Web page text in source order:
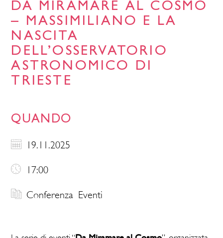
DA MIRAMARE AL COSMO
– MASSIMILIANO E LA
NASCITA
DELL’OSSERVATORIO
ASTRONOMICO DI
TRIESTE
QUANDO
19.11.2025
17:00
Conferenza Eventi